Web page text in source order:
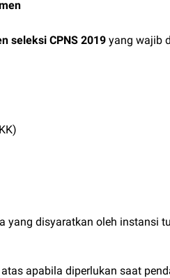
seleksi CPNS 2019 yang wajib
yang disyaratkan oleh instansi
apabila diperlukan saat